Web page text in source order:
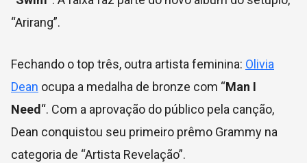
“Arirang”.
Fechando o top três, outra artista feminina: Olivia
Dean ocupa a medalha de bronze com “Man I
Need “. Com a aprovação do público pela canção,
Dean conquistou seu primeiro prêmo Grammy na
categoria de “Artista Revelação”.